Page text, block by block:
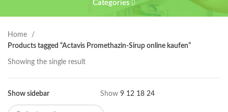
Categories
Home
Products tagged “Actavis Promethazin-Sirup online kaufen”
Showing the single result
Show sidebar Show 9 12 18 24